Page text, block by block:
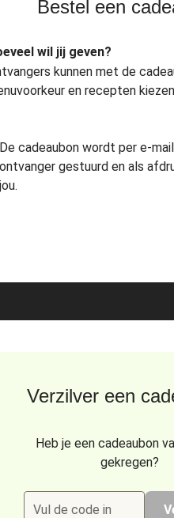
Bestel een
wil jij geven?
kunnen met de
en recepten
De cadeaubon wordt per e-
ontvanger gestuurd en als
jou.
Verzilver een
Heb je een cadeaubon
gekregen?
Vul de code in